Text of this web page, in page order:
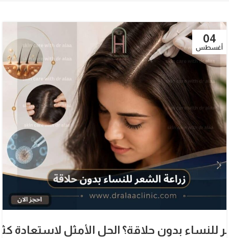
04
أغسطس
للنساء بدون حلاقة؟ الحل الأمثل لاستعادة
تجربتي مع الاكسوزوم